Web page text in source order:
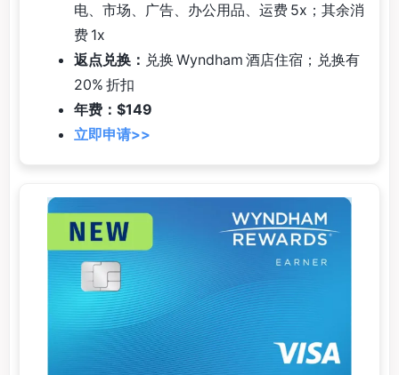
电、市场、广告、办公用品、运费 5x；其余消
费 1x
返点兑换： 兑换 Wyndham 酒店住宿；兑换有
20% 折扣
年费：$149
立即申请>>